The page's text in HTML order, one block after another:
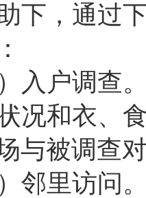
下，通过
入户调查
况和衣、
与被调查
邻里访问